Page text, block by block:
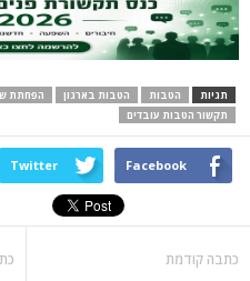
תגיות הטבות הטבות בארגון הפחתת
תקשור הטבות עובדים
Facebook
Twitter
כתבה קודמת